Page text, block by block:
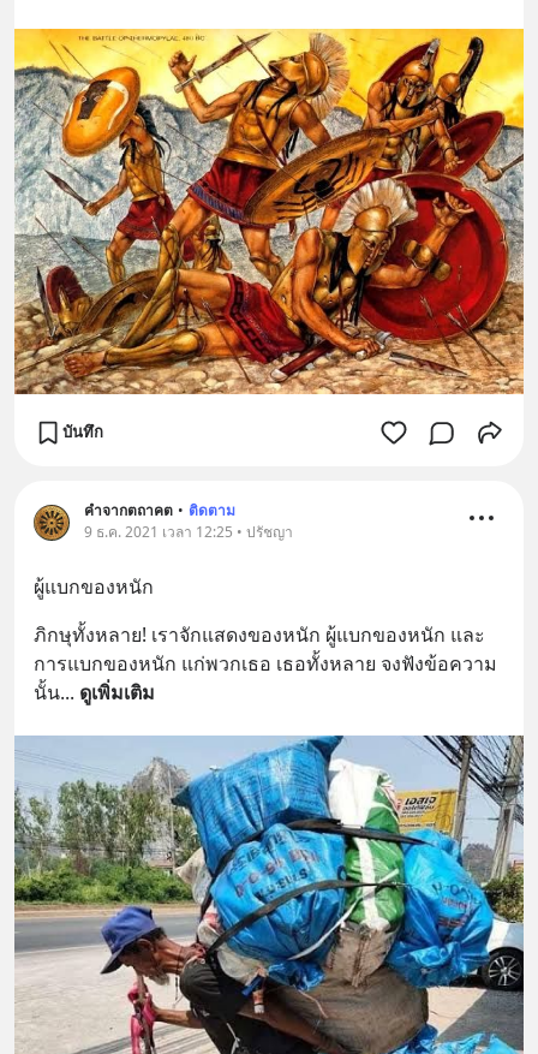
บันทึก
คำจากตถาคต • ติดตาม
9 ธ.ค. 2021 เวลา 12:25 • ปรัชญา
ผู้แบกของหนัก
ภิกษุทั้งหลาย! เราจักแสดงของหนัก ผู้แบกของหนัก และ
การแบกของหนัก แก่พวกเธอ เธอทั้งหลาย จงฟังข้อความ
นั้น... ดูเพิ่มเติม